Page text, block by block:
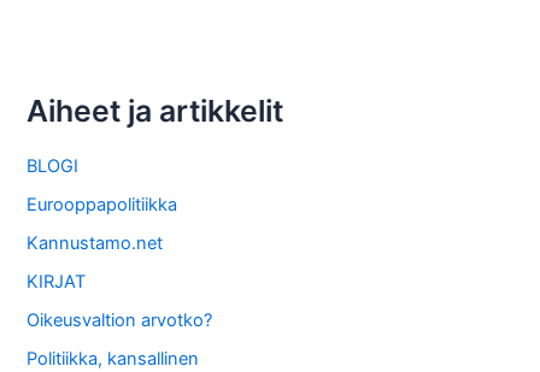
Aiheet ja artikkelit
BLOGI
Eurooppapolitiikka
Kannustamo.net
KIRJAT
Oikeusvaltion arvotko?
Politiikka, kansallinen